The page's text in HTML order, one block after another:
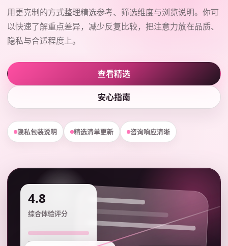
用更克制的方式整理精选参考、筛选维度与浏览说明。你可
以快速了解重点差异，减少反复比较，把注意力放在品质、
隐私与合适程度上。
查看精选
安心指南
隐私包装说明 精选清单更新 咨询响应清晰
4.8
综合体验评分